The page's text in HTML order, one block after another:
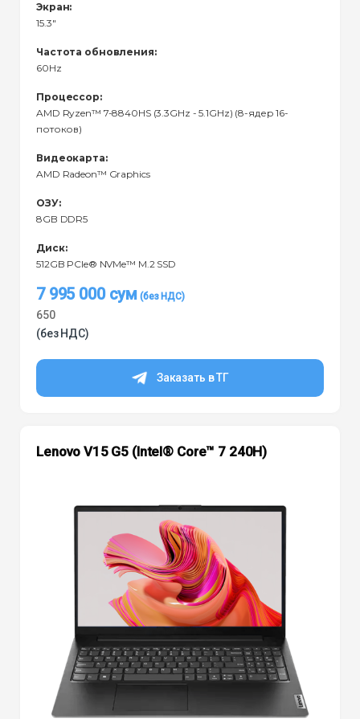
Экран:
15.3"
Частота обновления:
60Hz
Процессор:
AMD Ryzen™ 7-8840HS (3.3GHz - 5.1GHz) (8-ядер 16-
потоков)
Видеокарта:
AMD Radeon™ Graphics
ОЗУ:
8GB DDR5
Диск:
512GB PCIe® NVMe™ M.2 SSD
7 995 000 сум
650
(без НДС)
Заказать в ТГ
Lenovo V15 G5 (Intel® Core™ 7 240H)